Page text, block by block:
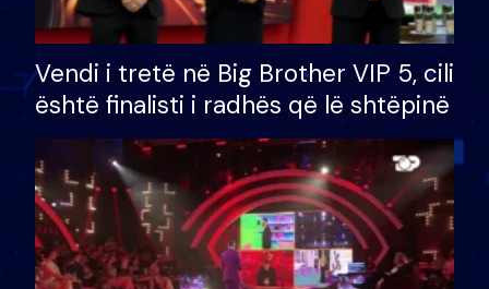
Vendi i tretë në Big Brother VIP 5, cili
është finalisti i radhës që lë shtëpinë